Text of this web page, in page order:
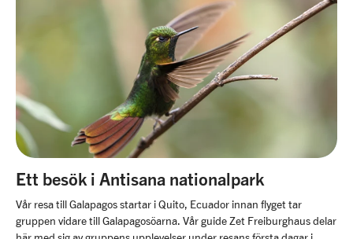
Ett besök i Antisana nationalpark
Vår resa till Galapagos startar i Quito, Ecuador innan flyget tar
gruppen vidare till Galapagosöarna. Vår guide Zet Freiburghaus delar